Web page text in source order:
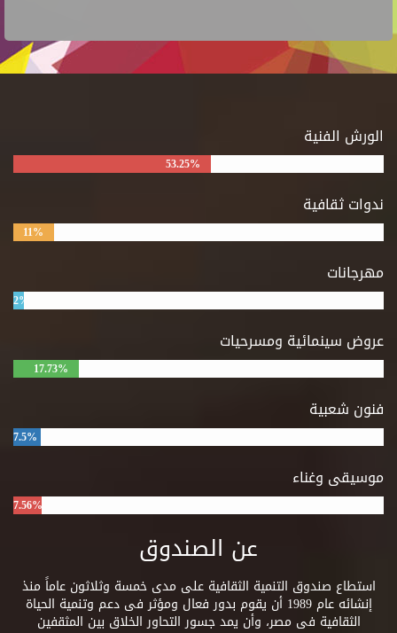
الورش الفنية
53.25%
ندوات ثقافية
11%
مهرجانات
2%
عروض سينمائية ومسرحيات
17.73%
فنون شعبية
7.5%
موسيقى وغناء
7.56%
عن الصندوق
استطاع صندوق التنمية الثقافية على مدى خمسة وثلاثون عاماً منذ
إنشائه عام 1989 أن يقوم بدور فعال ومؤثر فى دعم وتنمية الحياة
الثقافية فى مصر، وأن يمد جسور التحاور الخلاق بين المثقفين